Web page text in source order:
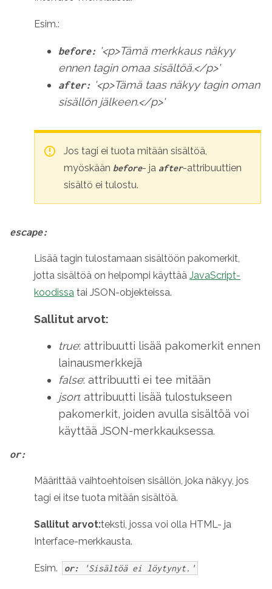
Esim.:
before: '<p>Tämä merkkaus näkyy
ennen tagin omaa sisältöä.</p>'
after: '<p>Tämä taas näkyy tagin oman
sisällön jälkeen.</p>'
Jos tagi ei tuota mitään sisältöä,
myöskään before- ja after-attribuuttien
sisältö ei tulostu.
escape:
Lisää tagin tulostamaan sisältöön pakomerkit,
jotta sisältöä on helpompi käyttää JavaScript-
koodissa tai JSON-objekteissa.
Sallitut arvot:
true: attribuutti lisää pakomerkit ennen
lainausmerkkejä
false: attribuutti ei tee mitään
json: attribuutti lisää tulostukseen
pakomerkit, joiden avulla sisältöä voi
käyttää JSON-merkkauksessa.
or:
Määrittää vaihtoehtoisen sisällön, joka näkyy, jos
tagi ei itse tuota mitään sisältöä.
Sallitut arvot:teksti, jossa voi olla HTML- ja
Interface-merkkausta.
Esim. or: 'Sisältöä ei löytynyt.'